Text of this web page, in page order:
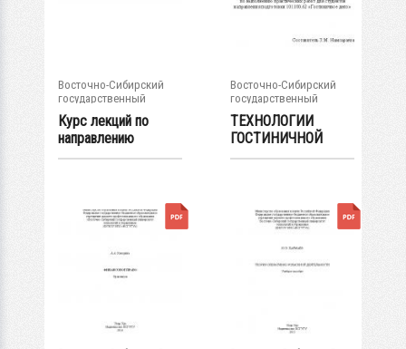
Восточно-Сибирский
государственный
университет...
Курс лекций по
направлению
подготовки 41.03.01
Восточно-Сибирский
государственный
университет...
ТЕХНОЛОГИИ
ГОСТИНИЧНОЙ
ДЕЯТЕЛЬНОСТИ